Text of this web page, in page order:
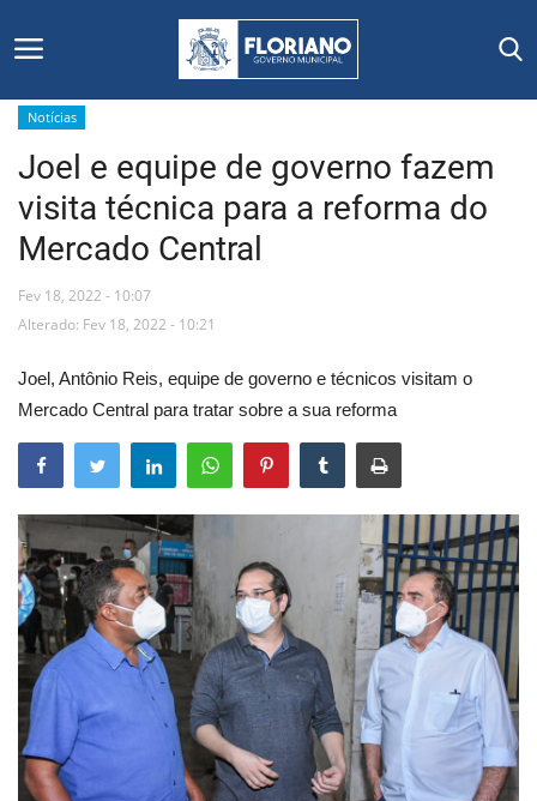
Início
Editais
Floriano
Mural de Licitações
Notícias
Vídeos
Webmail
Contato
Notícias
Joel e equipe de governo fazem
visita técnica para a reforma do
Mercado Central
Fev 18, 2022 - 10:07
Alterado: Fev 18, 2022 - 10:21
Joel, Antônio Reis, equipe de governo e técnicos visitam o
Mercado Central para tratar sobre a sua reforma